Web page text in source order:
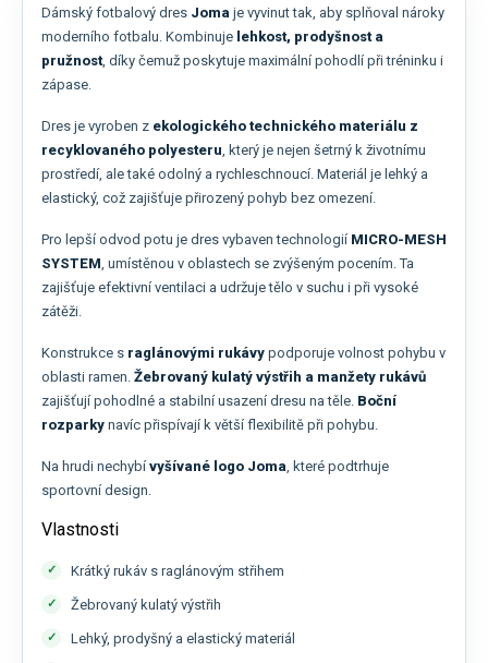
Dámský fotbalový dres Joma je vyvinut tak, aby splňoval nároky
moderního fotbalu. Kombinuje lehkost, prodyšnost a
pružnost, díky čemuž poskytuje maximální pohodlí při tréninku i
zápase.
Dres je vyroben z ekologického technického materiálu z
recyklovaného polyesteru, který je nejen šetrný k životnímu
prostředí, ale také odolný a rychleschnoucí. Materiál je lehký a
elastický, což zajišťuje přirozený pohyb bez omezení.
Pro lepší odvod potu je dres vybaven technologií MICRO-MESH
SYSTEM, umístěnou v oblastech se zvýšeným pocením. Ta
zajišťuje efektivní ventilaci a udržuje tělo v suchu i při vysoké
zátěži.
Konstrukce s raglánovými rukávy podporuje volnost pohybu v
oblasti ramen. Žebrovaný kulatý výstřih a manžety rukávů
zajišťují pohodlné a stabilní usazení dresu na těle. Boční
rozparky navíc přispívají k větší flexibilitě při pohybu.
Na hrudi nechybí vyšívané logo Joma, které podtrhuje
sportovní design.
Vlastnosti
Krátký rukáv s raglánovým střihem
Žebrovaný kulatý výstřih
Lehký, prodyšný a elastický materiál